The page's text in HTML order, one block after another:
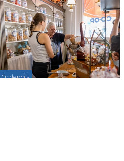
Onderwijs